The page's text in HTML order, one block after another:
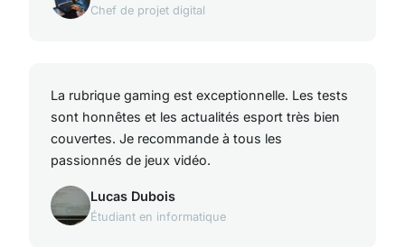
Chef de projet digital
La rubrique gaming est exceptionnelle. Les tests
sont honnêtes et les actualités esport très bien
couvertes. Je recommande à tous les
passionnés de jeux vidéo.
Lucas Dubois
Étudiant en informatique